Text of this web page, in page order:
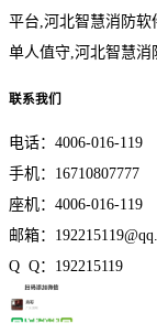
平台,河北智慧消防
单人值守,河北智慧消
联系我们
电话：4006-016-119
手机：16710807777
座机：4006-016-119
邮箱：
Q Q：192215119